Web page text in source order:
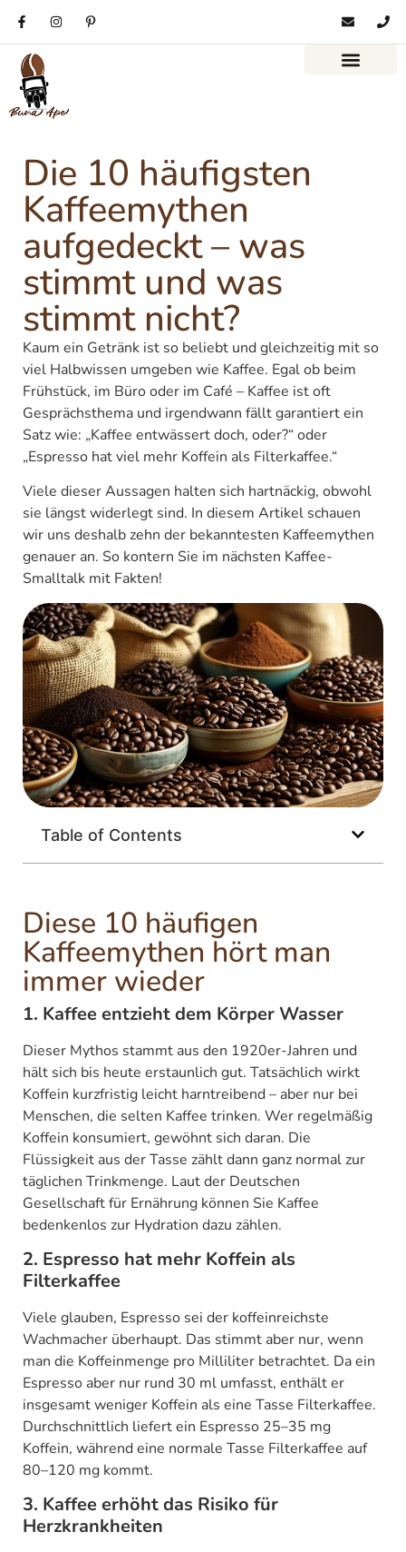
Die 10 häufigsten
Kaffeemythen
aufgedeckt – was
stimmt und was
stimmt nicht?
Kaum ein Getränk ist so beliebt und gleichzeitig mit so
viel Halbwissen umgeben wie Kaffee. Egal ob beim
Frühstück, im Büro oder im Café – Kaffee ist oft
Gesprächsthema und irgendwann fällt garantiert ein
Satz wie: „Kaffee entwässert doch, oder?“ oder
„Espresso hat viel mehr Koffein als Filterkaffee.“
Viele dieser Aussagen halten sich hartnäckig, obwohl
sie längst widerlegt sind. In diesem Artikel schauen
wir uns deshalb zehn der bekanntesten Kaffeemythen
genauer an. So kontern Sie im nächsten Kaffee-
Smalltalk mit Fakten!
Table of Contents
Diese 10 häufigen
Kaffeemythen hört man
immer wieder
1. Kaffee entzieht dem Körper Wasser
Dieser Mythos stammt aus den 1920er-Jahren und
hält sich bis heute erstaunlich gut. Tatsächlich wirkt
Koffein kurzfristig leicht harntreibend – aber nur bei
Menschen, die selten Kaffee trinken. Wer regelmäßig
Koffein konsumiert, gewöhnt sich daran. Die
Flüssigkeit aus der Tasse zählt dann ganz normal zur
täglichen Trinkmenge. Laut der Deutschen
Gesellschaft für Ernährung können Sie Kaffee
bedenkenlos zur Hydration dazu zählen.
2. Espresso hat mehr Koffein als
Filterkaffee
Viele glauben, Espresso sei der koffeinreichste
Wachmacher überhaupt. Das stimmt aber nur, wenn
man die Koffeinmenge pro Milliliter betrachtet. Da ein
Espresso aber nur rund 30 ml umfasst, enthält er
insgesamt weniger Koffein als eine Tasse Filterkaffee.
Durchschnittlich liefert ein Espresso 25–35 mg
Koffein, während eine normale Tasse Filterkaffee auf
80–120 mg kommt.
3. Kaffee erhöht das Risiko für
Herzkrankheiten